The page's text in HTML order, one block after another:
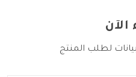
الآن
لطلب المنتج